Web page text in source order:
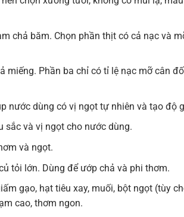
chả băm. Chọn phần thịt có cả nạc và
miếng. Phần ba chỉ có tỉ lệ nạc mỡ cân
nước dùng có vị ngọt tự nhiên và tạo độ
sắc và vị ngọt cho nước dùng.
và ngọt.
tỏi lớn. Dùng để ướp chả và phi thơm.
gạo, hạt tiêu xay, muối, bột ngọt (tùy
cao, thơm ngon.